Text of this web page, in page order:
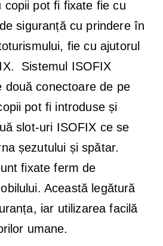
copii pot fi fixate fie cu
siguranță cu prindere în
fie cu ajutorul
Sistemul ISOFIX
două conectoare de pe
pot fi introduse și
slot-uri ISOFIX ce se
șezutului și spătar.
fixate ferm de
Această legătură
iar utilizarea facilă
umane.